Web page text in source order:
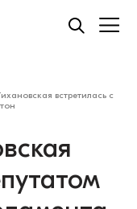
встретилась с